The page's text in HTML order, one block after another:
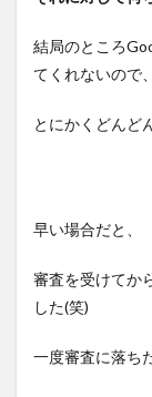
結局のところ
てくれないので、
とにかくどんど
早い場合だと、
審査を受けてか
した(笑)
一度審査に落ち